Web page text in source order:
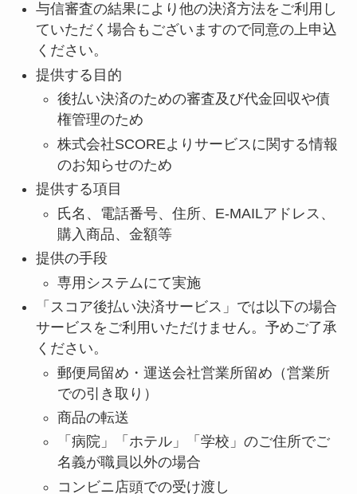
与信審査の結果により他の決済方法をご利用し
ていただく場合もございますので同意の上申込
ください。
提供する目的
後払い決済のための審査及び代金回収や債
権管理のため
株式会社SCOREよりサービスに関する情報
のお知らせのため
提供する項目
氏名、電話番号、住所、E‐MAILアドレス、
購入商品、金額等
提供の手段
専用システムにて実施
「スコア後払い決済サービス」では以下の場合
サービスをご利用いただけません。予めご了承
ください。
郵便局留め・運送会社営業所留め（営業所
での引き取り）
商品の転送
「病院」「ホテル」「学校」のご住所でご
名義が職員以外の場合
コンビニ店頭での受け渡し